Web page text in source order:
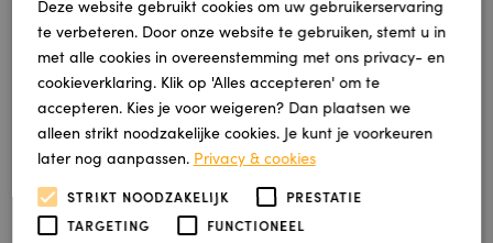
voorkeur iets meer dan je denkt nodig te hebben
om later kleurverschillen tussen verschillende
productiecharges te voorkomen.
Een andere fout is het vergeten van de
voorbereiding van de ondergrond. Kunstgras dat
wordt gelegd op een ongelijke of slecht
afwaterende ondergrond zal nooit optimaal
functioneren, ongeacht de kwaliteit van het gras
Deze website gebruikt cookies om uw gebruikerservaring
te verbeteren. Door onze website te gebruiken, stemt u in
met alle cookies in overeenstemming met ons privacy- en
cookieverklaring. Klik op 'Alles accepteren' om te
accepteren. Kies je voor weigeren? Dan plaatsen we
alleen strikt noodzakelijke cookies. Je kunt je voorkeuren
later nog aanpassen. Privacy & cookies
STRIKT NOODZAKELIJK
PRESTATIE
TARGETING
FUNCTIONEEL